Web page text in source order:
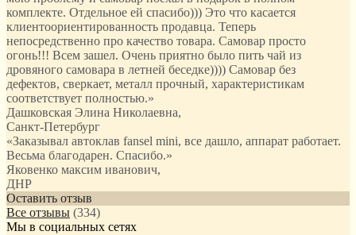
комплекте. Отдельное ей спасибо))) Это что касается
клиентоориентированность продавца. Теперь
непосредственно про качество товара. Самовар просто
огонь!!! Всем зашел. Очень приятно было пить чай из
дровяного самовара в летней беседке)))) Самовар без
дефектов, сверкает, металл прочный, характеристикам
соответствует полностью.»
Дашковская Элина Николаевна,
Санкт-Петербург
«Заказывал автоклав fansel mini, все дашло, аппарат работает.
Весьма благодарен. Спасибо.»
Яковенко максим иванович,
ДНР
Оставить отзыв
Все отзывы (334)
Мы в социальных сетях